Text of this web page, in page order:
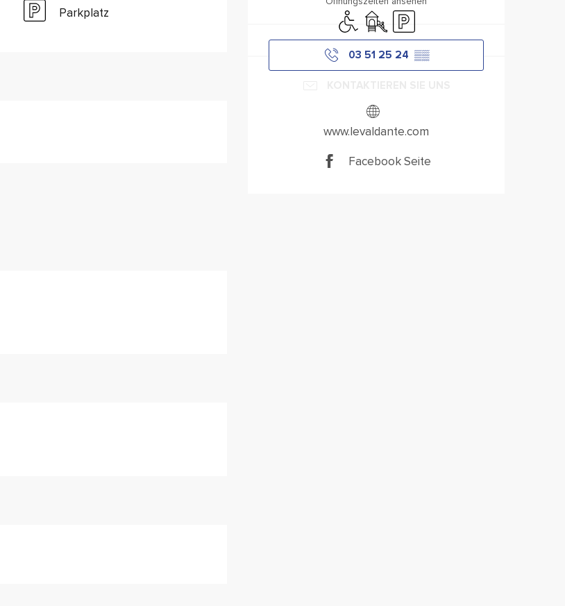
Zugang für Behinderte
Spiele für Kinder / Spielplatz
Parkplatz
03 51 25 24 ▒▒
www.levaldante.com
Facebook Seite
Parkplatz